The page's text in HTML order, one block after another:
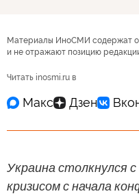
Материалы ИноСМИ содержат
и не отражают позицию
Читать inosmi.ru в
Украина столкнулся
кризисом с начала